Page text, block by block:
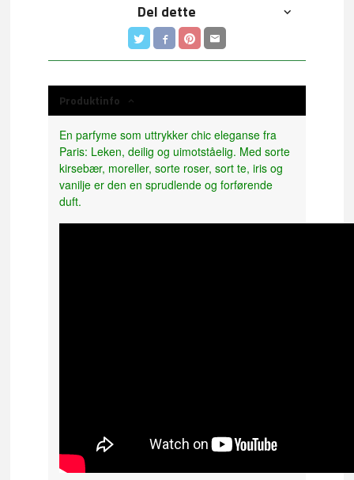
Del dette
Produktinfo
En parfyme som uttrykker chic eleganse fra
Paris: Leken, deilig og uimotståelig. Med sorte
kirsebær, moreller, sorte roser, sort te, iris og
vanilje er den en sprudlende og forførende
duft.